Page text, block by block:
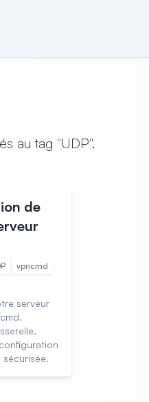
au tag "UDP".
2025 09:37
de
vpncmd
serveur